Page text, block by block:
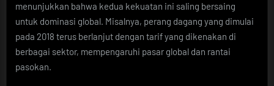
menunjukkan bahwa kedua kekuatan ini saling bersaing
untuk dominasi global. Misalnya, perang dagang yang dimulai
pada 2018 terus berlanjut dengan tarif yang dikenakan di
berbagai sektor, mempengaruhi pasar global dan rantai
pasokan.